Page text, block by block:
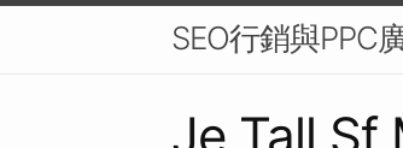
SEO行銷與PPC
Je Tall Sf